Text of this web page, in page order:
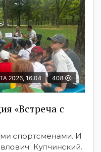
2026, 16:04 408
«Встреча с
спортсменами. И
Купчинский.